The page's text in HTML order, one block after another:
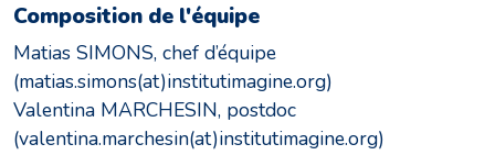
Composition de l'équipe
Matias SIMONS, chef d’équipe
(matias.simons(at)institutimagine.org)
Valentina MARCHESIN, postdoc
(valentina.marchesin(at)institutimagine.org)